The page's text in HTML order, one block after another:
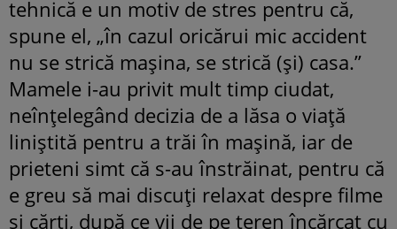
tehnică e un motiv de stres pentru că,
spune el, „în cazul oricărui mic accident
nu se strică mașina, se strică (și) casa.”
Mamele i-au privit mult timp ciudat,
neînțelegând decizia de a lăsa o viață
liniștită pentru a trăi în mașină, iar de
prieteni simt că s-au înstrăinat, pentru că
e greu să mai discuți relaxat despre filme
și cărți, după ce vii de pe teren încărcat cu